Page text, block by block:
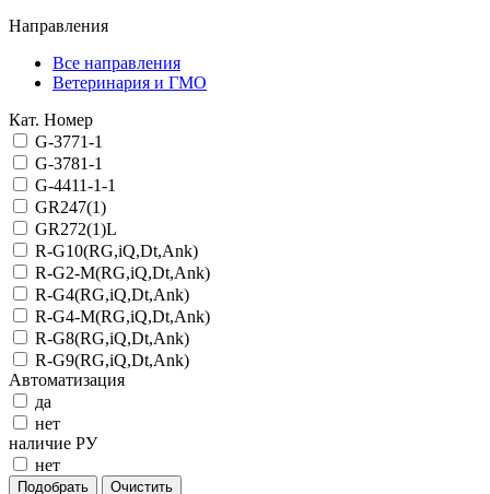
Направления
Все направления
Ветеринария и ГМО
Кат. Номер
G-3771-1
G-3781-1
G-4411-1-1
GR247(1)
GR272(1)L
R-G10(RG,iQ,Dt,Ank)
R-G2-M(RG,iQ,Dt,Ank)
R-G4(RG,iQ,Dt,Ank)
R-G4-M(RG,iQ,Dt,Ank)
R-G8(RG,iQ,Dt,Ank)
R-G9(RG,iQ,Dt,Ank)
Автоматизация
да
нет
наличие РУ
нет